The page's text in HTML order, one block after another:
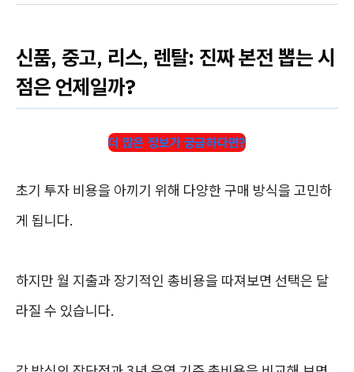
신품, 중고, 리스, 렌탈: 진짜 본전 뽑는 시
점은 언제일까?
더 많은 정보가 궁금하다면?
초기 투자 비용을 아끼기 위해 다양한 구매 방식을 고민하
게 됩니다.
하지만 월 지출과 장기적인 총비용을 따져보면 선택은 달
라질 수 있습니다.